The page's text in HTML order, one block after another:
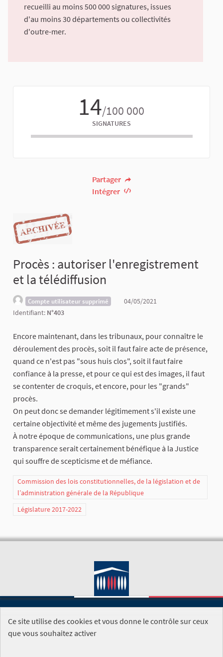
recueilli au moins 500 000 signatures, issues
d'au moins 30 départements ou collectivités
d'outre-mer.
14/100 000
SIGNATURES
Partager
Intégrer
Procès : autoriser l'enregistrement
et la télédiffusion
Compte utilisateur supprimé
04/05/2021
Identifiant: N°403
Encore maintenant, dans les tribunaux, pour connaître le
déroulement des procès, soit il faut faire acte de présence,
quand ce n'est pas "sous huis clos", soit il faut faire
confiance à la presse, et pour ce qui est des images, il faut
se contenter de croquis, et encore, pour les "grands"
procès.
On peut donc se demander légitimement s'il existe une
certaine objectivité et même des jugements justifiés.
À notre époque de communications, une plus grande
transparence serait certainement bénéfique à la Justice
qui souffre de scepticisme et de méfiance.
Commission des lois constitutionnelles, de la législation et de
l’administration générale de la République
Législature 2017-2022
SITE DE L'ASSEMBLÉE NATIONALE
Ce site utilise des cookies et vous donne le contrôle sur ceux
que vous souhaitez activer